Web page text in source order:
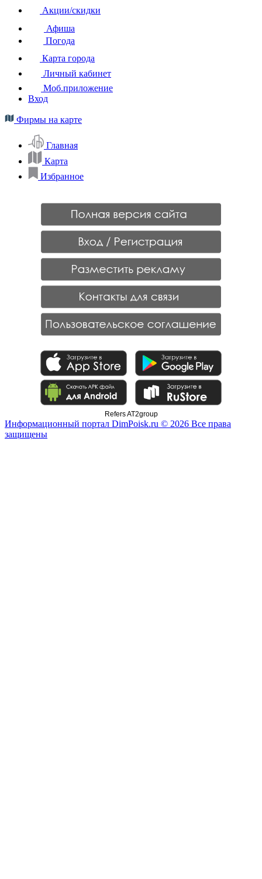
Акции/скидки
Афиша
Погода
Карта города
Личный кабинет
Моб.приложение
Вход
Фирмы на карте
Главная
Карта
Избранное
Refers AT2group
Информационный портал DimPoisk.ru © 2026 Все права
защищены